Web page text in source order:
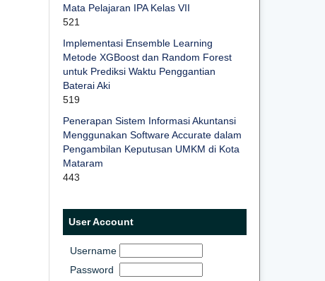
Mata Pelajaran IPA Kelas VII
521
Implementasi Ensemble Learning
Metode XGBoost dan Random Forest
untuk Prediksi Waktu Penggantian
Baterai Aki
519
Penerapan Sistem Informasi Akuntansi
Menggunakan Software Accurate dalam
Pengambilan Keputusan UMKM di Kota
Mataram
443
User Account
Username
Password